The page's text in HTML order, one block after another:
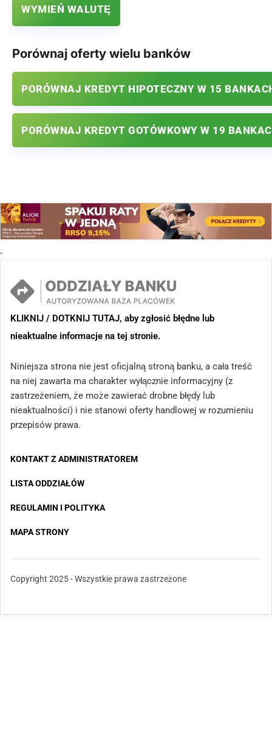
WYMIEŃ WALUTĘ
Porównaj oferty wielu banków
PORÓWNAJ KREDYT HIPOTECZNY W 15
PORÓWNAJ KREDYT GOTÓWKOWY W 19
.
KLIKNIJ / DOTKNIJ TUTAJ, aby zgłosić błędne lub
nieaktualne informacje na tej stronie.
Niniejsza strona nie jest oficjalną stroną banku, a cała treść
na niej zawarta ma charakter wyłącznie informacyjny (z
zastrzeżeniem, że może zawierać drobne błędy lub
nieaktualności) i nie stanowi oferty handlowej w rozumieniu
przepisów prawa.
KONTAKT Z ADMINISTRATOREM
LISTA ODDZIAŁÓW
REGULAMIN I POLITYKA
MAPA STRONY
Copyright 2025 - Wszystkie prawa zastrzeżone